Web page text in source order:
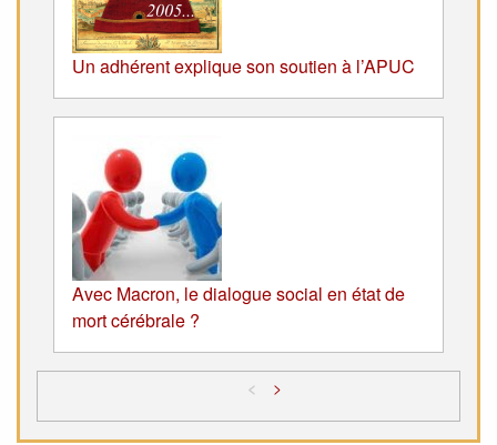
Un adhérent explique son soutien à l’APUC
Avec Macron, le dialogue social en état de
mort cérébrale ?
< >